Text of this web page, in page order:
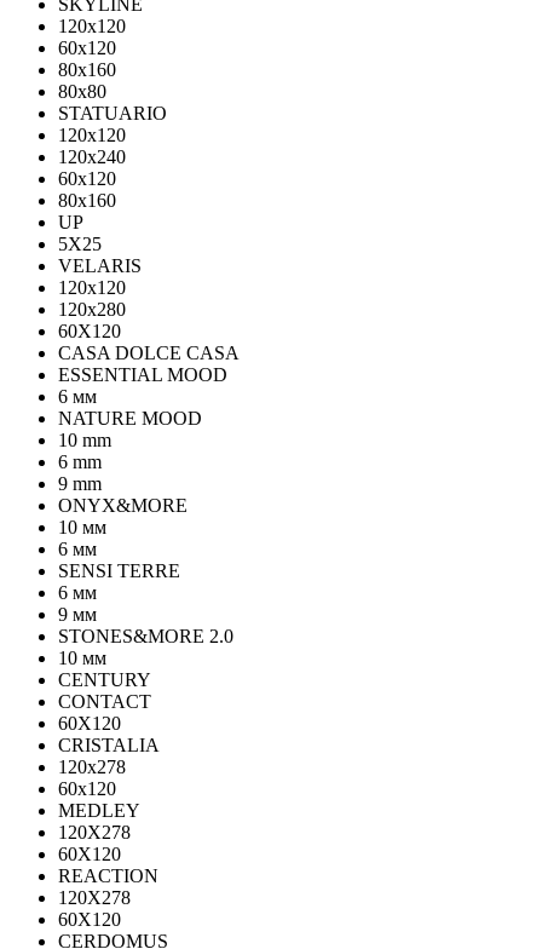
SKYLINE
120x120
60x120
80x160
80x80
STATUARIO
120x120
120x240
60x120
80x160
UP
5Х25
VELARIS
120х120
120х280
60X120
CASA DOLCE CASA
ESSENTIAL MOOD
6 мм
NATURE MOOD
10 mm
6 mm
9 mm
ONYX&MORE
10 мм
6 мм
SENSI TERRE
6 мм
9 мм
STONES&MORE 2.0
10 мм
CENTURY
CONTACT
60X120
CRISTALIA
120x278
60x120
MEDLEY
120X278
60X120
REACTION
120X278
60X120
CERDOMUS